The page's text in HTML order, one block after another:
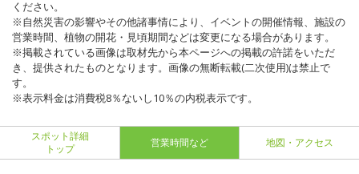
ください。
※自然災害の影響やその他諸事情により、イベントの開催情報、施設の
営業時間、植物の開花・見頃期間などは変更になる場合があります。
※掲載されている画像は取材先から本ページへの掲載の許諾をいただ
き、提供されたものとなります。画像の無断転載(二次使用)は禁止で
す。
※表示料金は消費税8％ないし10％の内税表示です。
スポット詳細
トップ
営業時間など 地図・アクセス